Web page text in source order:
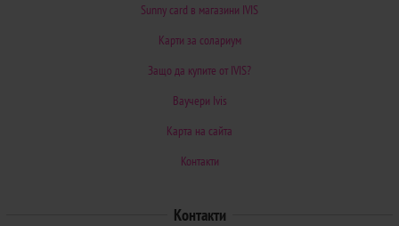
Sunny card в магазини IVIS
Карти за солариум
Защо да купите от IVIS?
Ваучери Ivis
Карта на сайта
Контакти
Контакти